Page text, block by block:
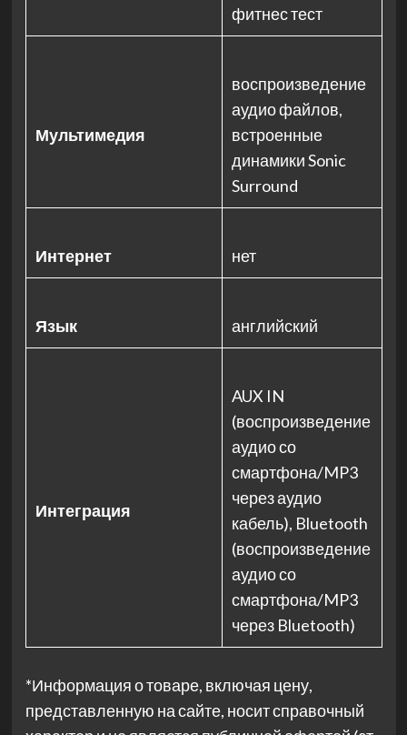
фитнес тест
Мультимедия
воспроизведение
аудио файлов,
встроенные
динамики Sonic
Surround
Интернет нет
Язык английский
Интеграция
AUX IN
(воспроизведение
аудио со
смартфона/MP3
через аудио
кабель), Bluetooth
(воспроизведение
аудио со
смартфона/MP3
через Bluetooth)
*Информация о товаре, включая цену,
представленную на сайте, носит справочный